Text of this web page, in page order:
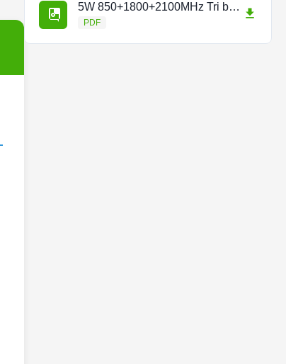
5W 850+1800+2100MHz Tri band Repeater.pdf
PDF